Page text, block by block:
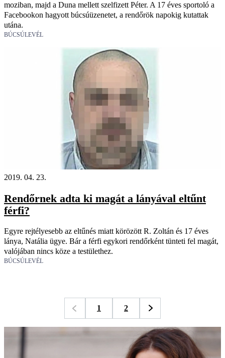
moziban, majd a Duna mellett szelfizett Péter. A 17 éves sportoló a
Facebookon hagyott búcsúüzenetet, a rendőrök napokig kutattak
utána.
BÚCSÚLEVÉL
2019. 04. 23.
Rendőrnek adta ki magát a lányával eltűnt
férfi?
Egyre rejtélyesebb az eltűnés miatt körözött R. Zoltán és 17 éves
lánya, Natália ügye. Bár a férfi egykori rendőrként tünteti fel magát,
valójában nincs köze a testülethez.
BÚCSÚLEVÉL
1 2